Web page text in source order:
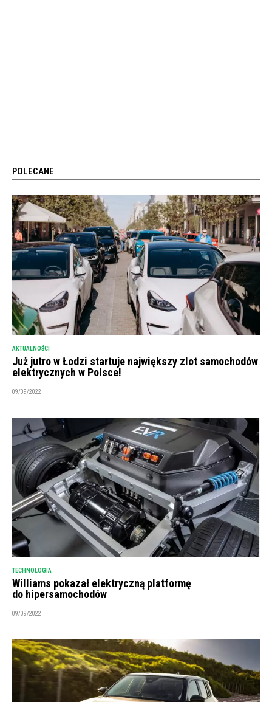
POLECANE
AKTUALNOŚCI
Już jutro w Łodzi startuje największy zlot samochodów
elektrycznych w Polsce!
09/09/2022
TECHNOLOGIA
Williams pokazał elektryczną platformę
do hipersamochodów
09/09/2022